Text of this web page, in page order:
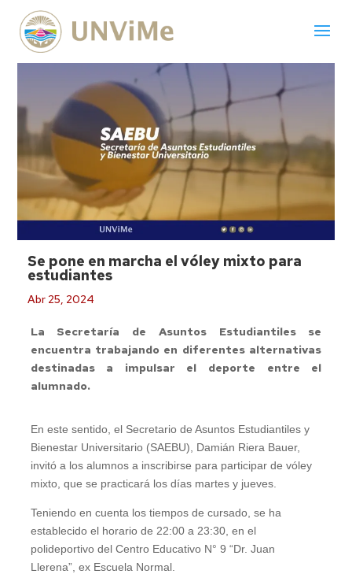
Se pone en marcha el vóley mixto para
estudiantes
Abr 25, 2024
La Secretaría de Asuntos Estudiantiles se
encuentra trabajando en diferentes alternativas
destinadas a impulsar el deporte entre el
alumnado.
En este sentido, el Secretario de Asuntos Estudiantiles y
Bienestar Universitario (SAEBU), Damián Riera Bauer,
invitó a los alumnos a inscribirse para participar de vóley
mixto, que se practicará los días martes y jueves.
Teniendo en cuenta los tiempos de cursado, se ha
establecido el horario de 22:00 a 23:30, en el
polideportivo del Centro Educativo N° 9 “Dr. Juan
Llerena”, ex Escuela Normal.